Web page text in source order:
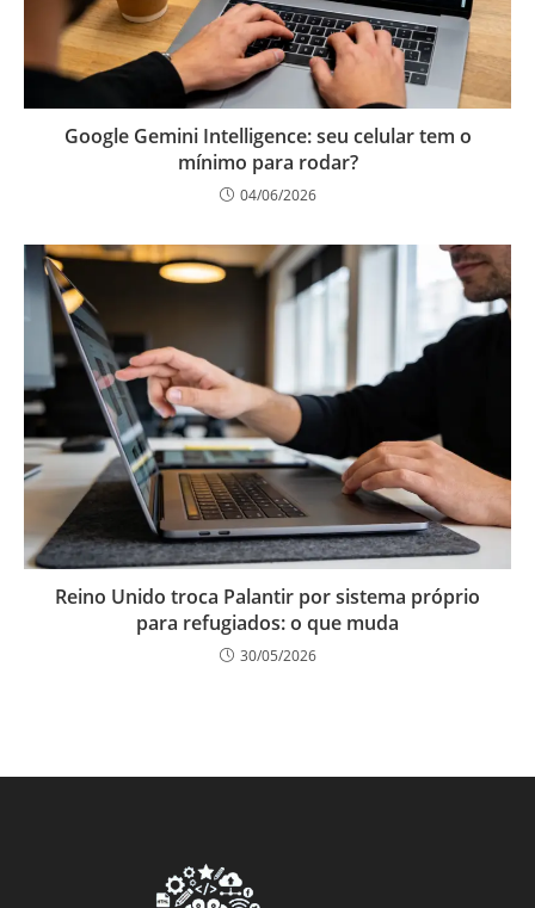
Google Gemini Intelligence: seu celular tem o
mínimo para rodar?
04/06/2026
Reino Unido troca Palantir por sistema próprio
para refugiados: o que muda
30/05/2026